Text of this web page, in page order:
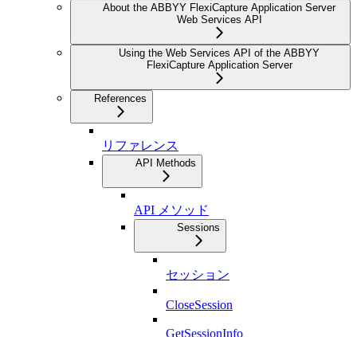
About the ABBYY FlexiCapture Application Server
Web Services API
Using the Web Services API of the ABBYY
FlexiCapture Application Server
References
リファレンス
API Methods
API メソッド
Sessions
セッション
CloseSession
GetSessionInfo